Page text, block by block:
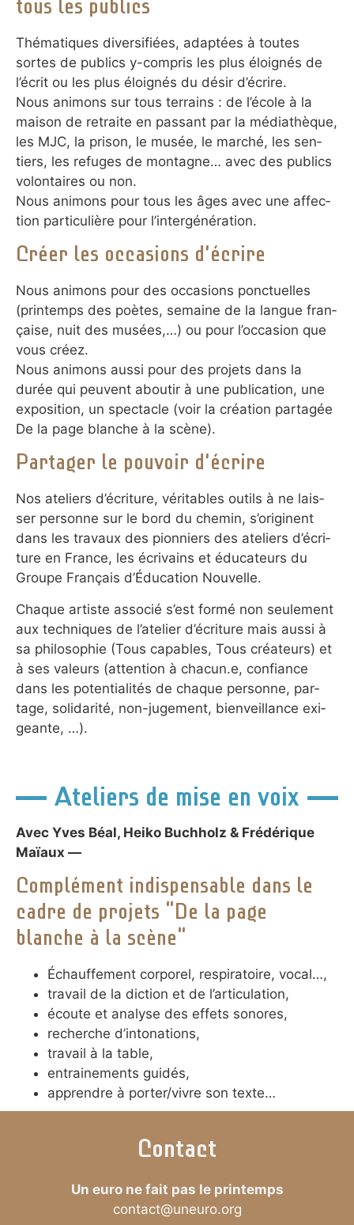
tous les publics
Thématiques diversif­iées, adap­tées à toutes
sortes de publics y-­compris les plus éloi­gnés de
l’écrit ou les plus éloi­gnés du désir d’écrire.
Nous ani­mons sur tous ter­rains : de l’école à la
mai­son de retraite en pas­sant par la média­thèque,
les MJC, la prison, le musée, le mar­ché, les sen­
tiers, les refu­ges de mon­tagne… avec des publics
volon­tai­res ou non.
Nous animons pour tous les âges avec une affec­
tion particu­lière pour l’inter­généra­tion.
Créer les occasions d’écrire
Nous animons pour des oc­ca­sions ponc­tuel­les
(prin­temps des poètes, semaine de la langue fran­
çaise, nuit des musées,…) ou pour l’oc­ca­sion que
vous créez.
Nous ani­mons aussi pour des pro­jets dans la
durée qui peu­vent abou­tir à une publi­ca­tion, une
expo­si­tion, un spec­ta­cle (voir la créa­tion parta­gée
De la page blan­che à la scène).
Partager le pouvoir d’écrire
Nos ateliers d’écri­ture, véri­ta­bles outils à ne lais­
ser per­sonne sur le bord du che­min, s’ori­gi­nent
dans les tra­vaux des pion­niers des ate­liers d’écri­
ture en France, les écri­vains et édu­ca­teurs du
Groupe Fran­çais d’Édu­ca­tion Nou­velle.
Chaque artiste asso­cié s’est for­mé non seule­ment
aux techni­ques de l’ate­lier d’écri­ture mais aussi à
sa philo­so­phie (Tous capa­bles, Tous créa­teurs) et
à ses valeurs (atten­tion à cha­cun.e, confiance
dans les poten­tia­li­tés de cha­que person­ne, par­
tage, soli­da­rité, non-juge­ment, bien­veil­lance exi­
geante, …).
Ateliers de mise en voix
Avec Yves Béal, Heiko Buchholz & Frédérique
Maïaux —
Complément indispensable dans le
cadre de projets “De la page
blanche à la scène“
Échauffement corporel, respiratoire, vocal…,
travail de la diction et de l’articulation,
écoute et analyse des effets sonores,
recherche d’intonations,
travail à la table,
entrainements guidés,
apprendre à porter/vivre son texte…
Contact
Un euro ne fait pas le printemps
contact@uneuro.org